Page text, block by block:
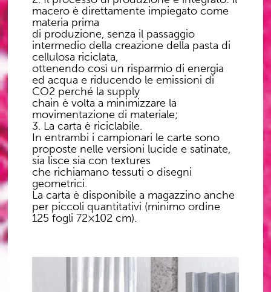
macero è direttamente impiegato come
materia prima
di produzione, senza il passaggio
intermedio della creazione della pasta di
cellulosa riciclata,
ottenendo così un risparmio di energia
ed acqua e riducendo le emissioni di
CO2 perché la supply
chain è volta a minimizzare la
movimentazione di materiale;
3. La carta è riciclabile.
In entrambi i campionari le carte sono
proposte nelle versioni lucide e satinate,
sia lisce sia con textures
che richiamano tessuti o disegni
geometrici.
La carta è disponibile a magazzino anche
per piccoli quantitativi (minimo ordine
125 fogli 72×102 cm).